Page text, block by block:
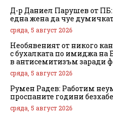
Д-р Даниел Парушев от ПБ:
една жена да чуе
сряда, 5 август 2026
Необявеният от никого
с бухалката по имиджа на
в антисемитизъм заради
сряда, 5 август 2026
Румен Радев: Работим
проспаните години
сряда, 5 август 2026